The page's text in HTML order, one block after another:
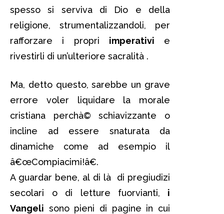
spesso si serviva di Dio e della
religione, strumentalizzandoli, per
rafforzare i propri imperativi e
rivestirli di un’ulteriore sacralità .
Ma, detto questo, sarebbe un grave
errore voler liquidare la morale
cristiana perchà© schiavizzante o
incline ad essere snaturata da
dinamiche come ad esempio il
â€œCompiacimi!â€.
A guardar bene, al di là di pregiudizi
secolari o di letture fuorvianti, i
Vangeli sono pieni di pagine in cui